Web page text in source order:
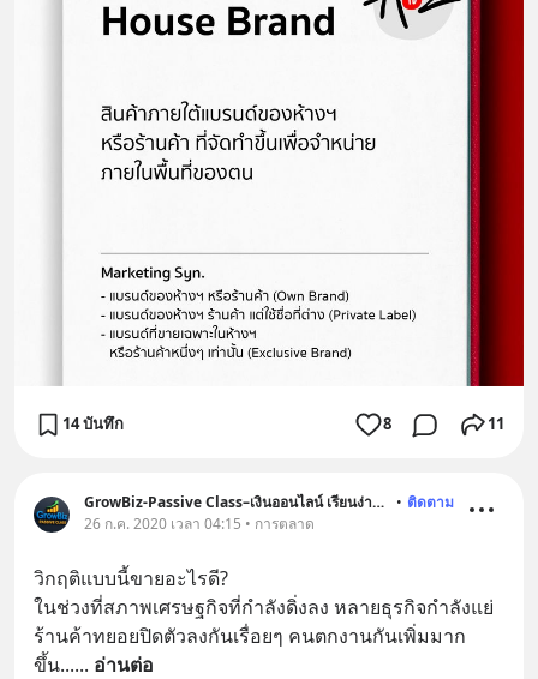
14 บันทึก 8 11
GrowBiz-Passive Class–เงินออนไลน์ เรียนง่ายได้จริง • ติดตาม
26 ก.ค. 2020 เวลา 04:15 • การตลาด
วิกฤติแบบนี้ขายอะไรดี?
ในช่วงที่สภาพเศรษฐกิจที่กำลังดิ่งลง หลายธุรกิจกำลังแย่
ร้านค้าทยอยปิดตัวลงกันเรื่อยๆ คนตกงานกันเพิ่มมาก
ขึ้น...... อ่านต่อ